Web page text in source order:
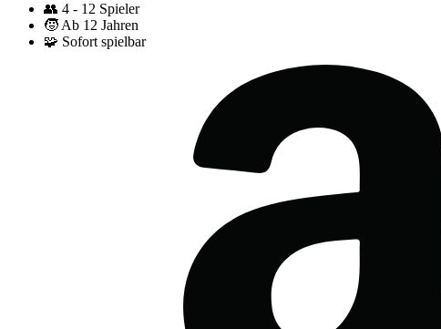
👥 4 - 12 Spieler
🧒 Ab 12 Jahren
🧩 Sofort spielbar